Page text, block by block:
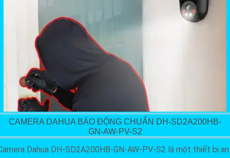
CAMERA DAHUA BÁO ĐỘNG CHUẨN DH-SD2A200HB-
GN-AW-PV-S2
Dahua DH-SD2A200HB-GN-AW-PV-S2 là một thiết bị an